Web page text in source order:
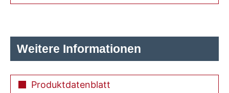
Weitere Informationen
Produktdatenblatt